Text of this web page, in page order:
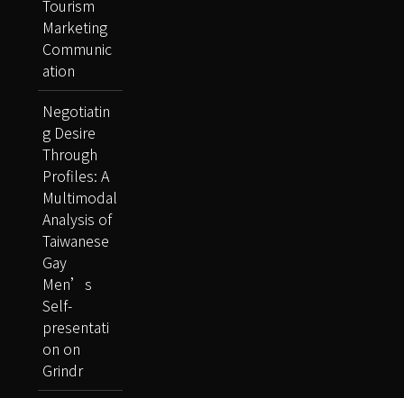
Tourism
Marketing
Communic
ation
Negotiatin
g Desire
Through
Profiles: A
Multimodal
Analysis of
Taiwanese
Gay
Men’s
Self-
presentati
on on
Grindr